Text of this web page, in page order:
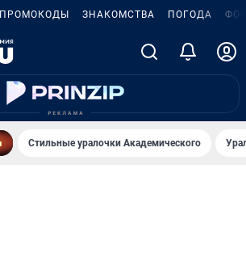
ПРОМОКОДЫ ЗНАКОМСТВА ПОГОДА
Стильные уралочки Академического